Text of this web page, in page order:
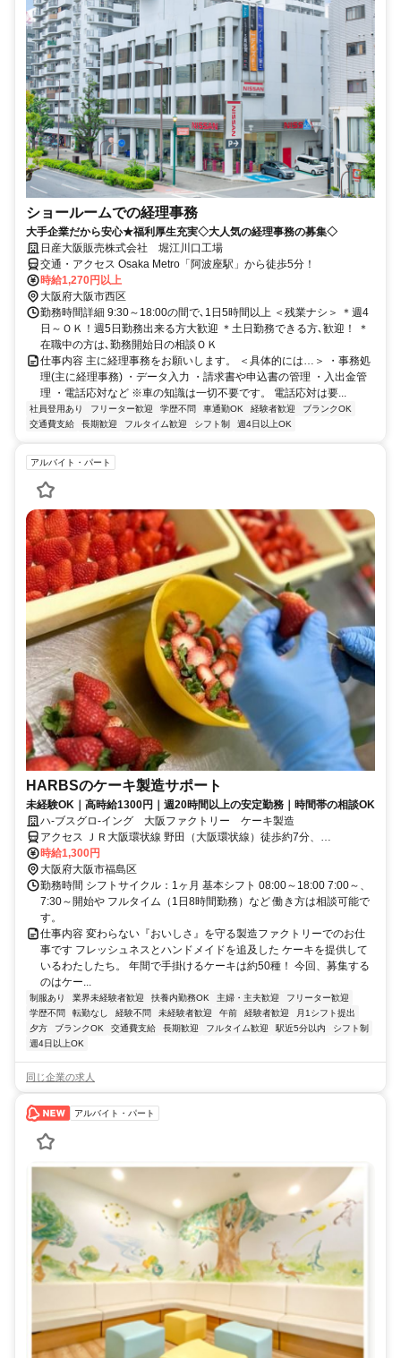
ショールームでの経理事務
大手企業だから安心★福利厚生充実◇大人気の経理事務の募集◇
日産大阪販売株式会社 堀江川口工場
交通・アクセス Osaka Metro「阿波座駅」から徒歩5分！
時給1,270円以上
大阪府大阪市西区
勤務時間詳細 9:30～18:00の間で､1日5時間以上 ＜残業ナシ＞ ＊週4
日～ＯＫ！週5日勤務出来る方大歓迎 ＊土日勤務できる方､歓迎！ ＊
在職中の方は､勤務開始日の相談ＯＫ
仕事内容 主に経理事務をお願いします。 ＜具体的には…＞ ・事務処
理(主に経理事務) ・データ入力 ・請求書や申込書の管理 ・入出金管
理 ・電話応対など ※車の知識は一切不要です。 電話応対は要...
社員登用あり フリーター歓迎 学歴不問 車通勤OK 経験者歓迎
ブランクOK
交通費支給
長期歓迎 フルタイム歓迎 シフト制 週4日以上OK
アルバイト・パート
HARBSのケーキ製造サポート
未経験OK｜高時給1300円｜週20時間以上の安定勤務｜時間帯の相談OK
ハ-ブスグロ-イング 大阪ファクトリー ケーキ製造
アクセス ＪＲ大阪環状線 野田（大阪環状線）徒歩約7分、
OsakaMetro千日前線 玉川（大阪府）4番口徒歩約8分
時給1,300円
大阪府大阪市福島区
勤務時間 シフトサイクル：1ヶ月 基本シフト 08:00～18:00 7:00～、
7:30～開始や フルタイム（1日8時間勤務）など 働き方は相談可能で
す。
仕事内容 変わらない『おいしさ』を守る製造ファクトリーでのお仕
事です フレッシュネスとハンドメイドを追及した ケーキを提供して
いるわたしたち。 年間で手掛けるケーキは約50種！ 今回、募集する
のはケー...
制服あり 業界未経験者歓迎 扶養内勤務OK 主婦・主夫歓迎
フリーター歓迎
学歴不問
転勤なし 経験不問 未経験者歓迎 午前 経験者歓迎
月1シフト提出
夕方
ブランクOK 交通費支給 長期歓迎 フルタイム歓迎 駅近5分以内
シフト制
週4日以上OK
同じ企業の求人
アルバイト・パート